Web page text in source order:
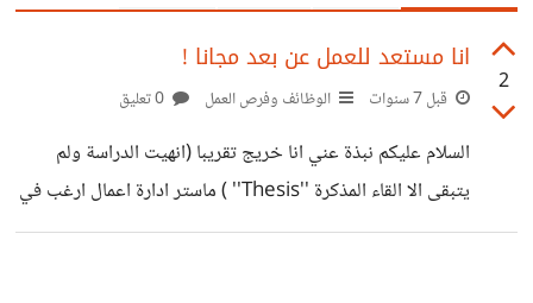
2
انا مستعد للعمل عن بعد مجانا !
قبل 7 سنوات الوظائف وفرص العمل
السلام عليكم نبذة عني انا خريج تقريبا (انهيت الدراسة ولم
يتبقى الا القاء المذكرة ''Thesis'' ) ماستر ادارة اعمال ارغب في
عمل في وظيفة مجانا بدوام جزئي في شركات التي تعمل عن